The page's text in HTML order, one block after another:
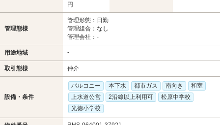
円
管理態様
管理形態：日勤
管理組合：なし
管理会社：-
用途地域 -
取引態様 仲介
設備・条件
バルコニー 本下水 都市ガス 南向き
和室
上水道公営
2沿線以上利用可
松原中学校
光徳小学校